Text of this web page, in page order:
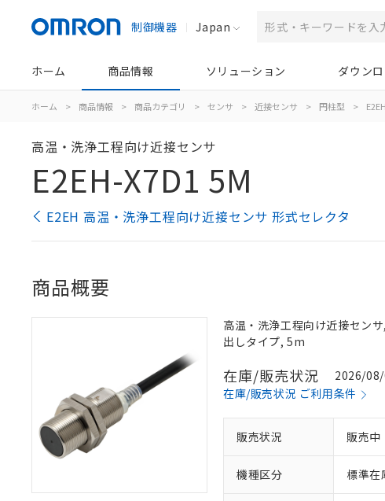
制御機器 Japan
ホーム 商品情報 ソリューション ダウン
ホーム > 商品情報 > 商品カテゴリ > センサ > 近接センサ > 円柱型 > E2EH
高温・洗浄工程向け近接センサ
E2EH-X7D1 5M
E2EH 高温・洗浄工程向け近接センサ 形式セレクタ
商品概要
高温・洗浄工程向け近接セン
出しタイプ, 5m
在庫/販売状況
2026/08/
在庫/販売状況 ご利用条件
販売状況 販売中
機種区分 標準在